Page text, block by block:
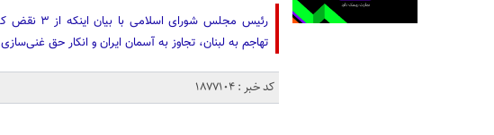
رئیس مجلس
تهاجم به لبنان، تجاوز به آسمان ایران و انکار حق
کد خبر : 1877104